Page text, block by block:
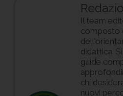
Il team
composto
didattica.
guide
chi
nuovi